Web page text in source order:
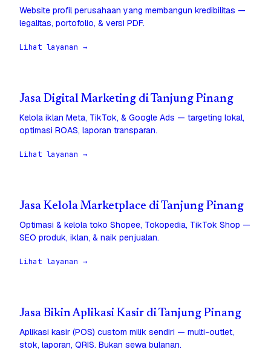
Website profil perusahaan yang membangun kredibilitas —
legalitas, portofolio, & versi PDF.
Lihat layanan →
Jasa Digital Marketing di Tanjung Pinang
Kelola iklan Meta, TikTok, & Google Ads — targeting lokal,
optimasi ROAS, laporan transparan.
Lihat layanan →
Jasa Kelola Marketplace di Tanjung Pinang
Optimasi & kelola toko Shopee, Tokopedia, TikTok Shop —
SEO produk, iklan, & naik penjualan.
Lihat layanan →
Jasa Bikin Aplikasi Kasir di Tanjung Pinang
Aplikasi kasir (POS) custom milik sendiri — multi-outlet,
stok, laporan, QRIS. Bukan sewa bulanan.